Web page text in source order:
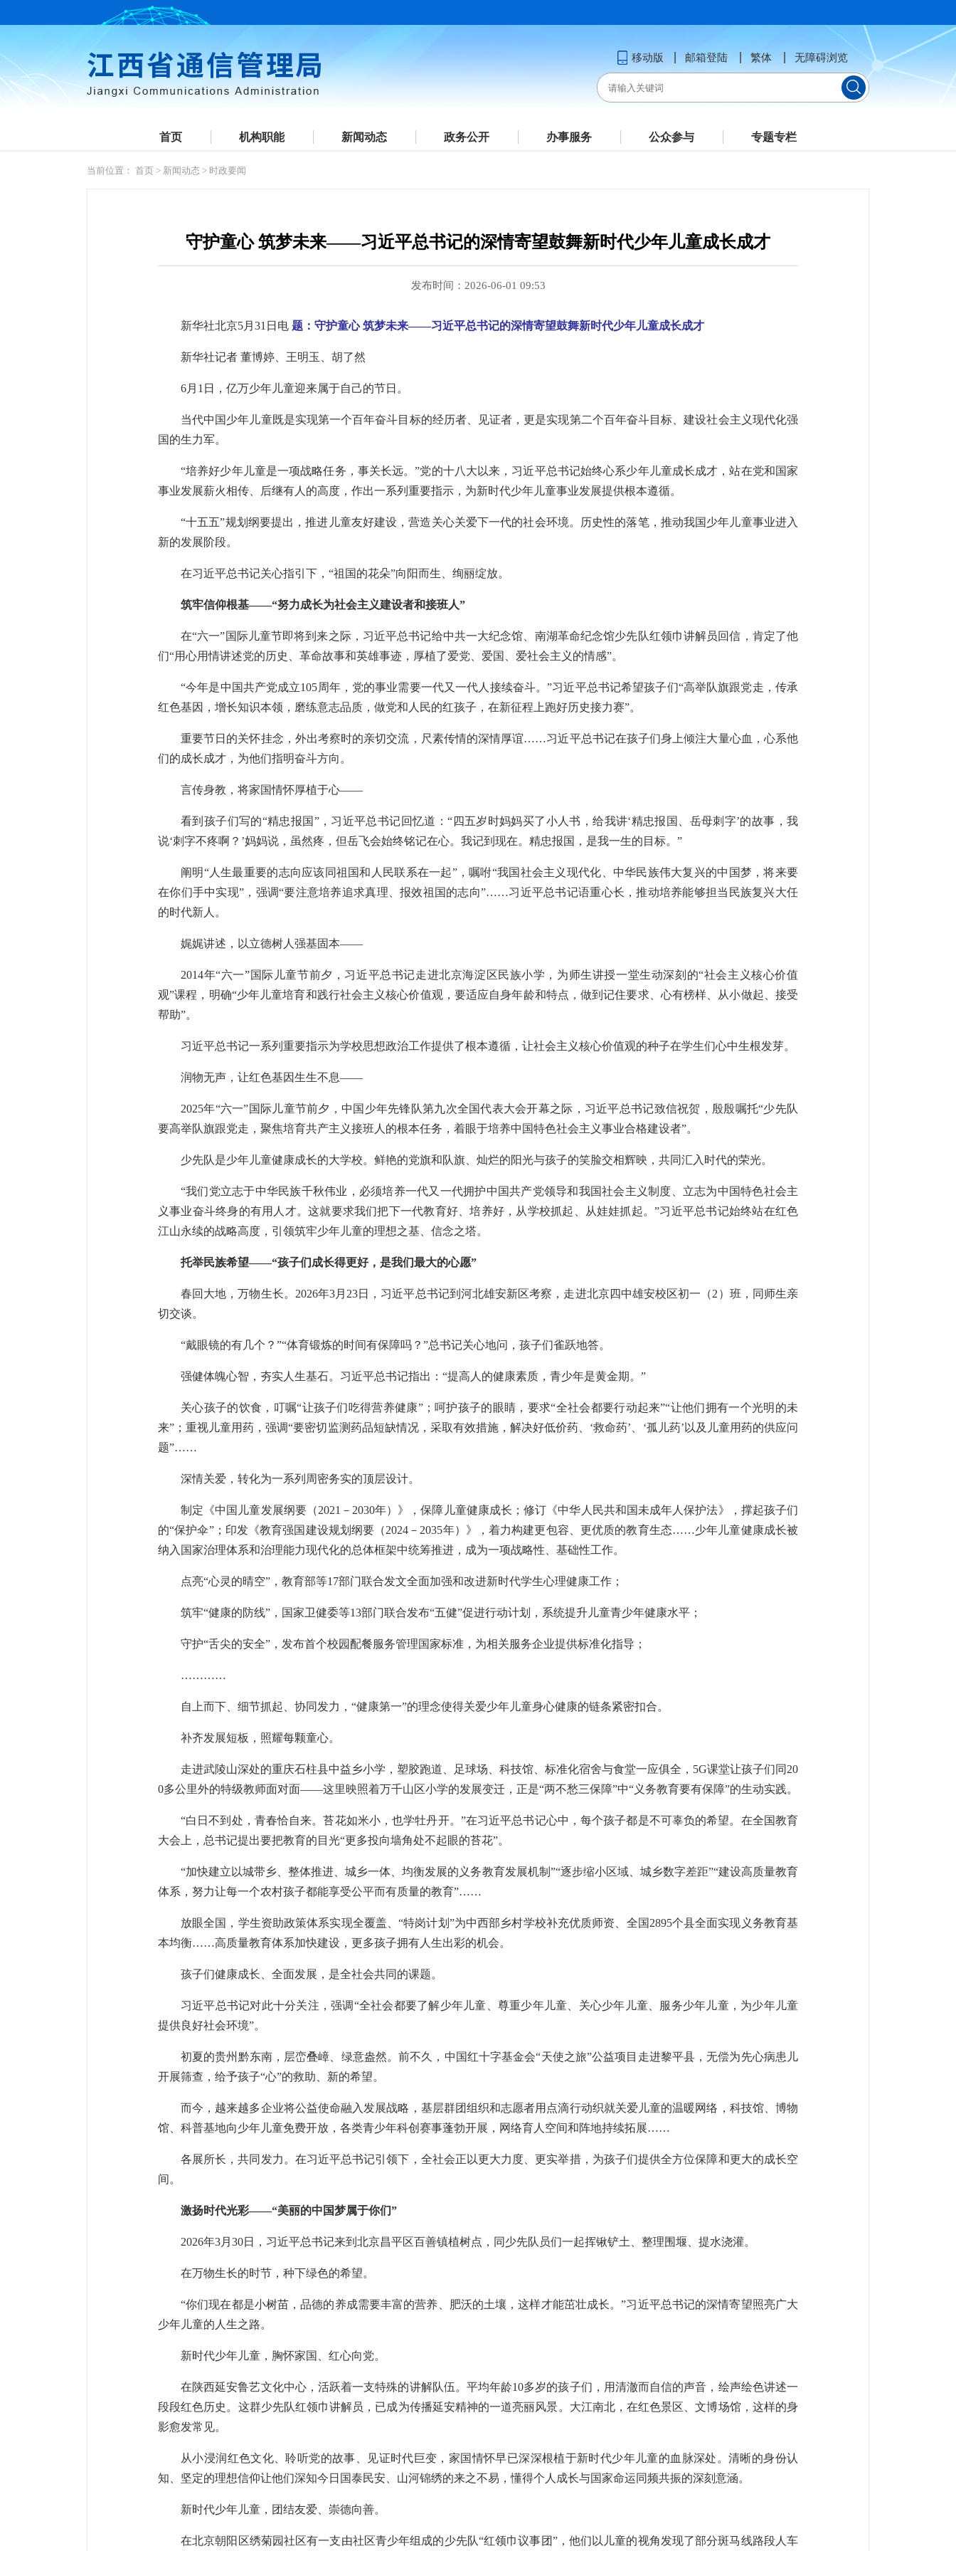
移动版 邮箱登陆 繁体 无障碍浏览
首页 机构职能 新闻动态 政务公开 办事服务 公众参与 专题专栏
当前位置： 首页 > 新闻动态 > 时政要闻
守护童心 筑梦未来——习近平总书记的深情寄望鼓舞新时代少年儿童成长成才
发布时间：2026-06-01 09:53
新华社北京5月31日电 题：守护童心 筑梦未来——习近平总书记的深情寄望鼓舞新时代少年儿童成长成才
新华社记者 董博婷、王明玉、胡了然
6月1日，亿万少年儿童迎来属于自己的节日。
当代中国少年儿童既是实现第一个百年奋斗目标的经历者、见证者，更是实现第二个百年奋斗目标、建设社会主义现代化强
国的生力军。
“培养好少年儿童是一项战略任务，事关长远。”党的十八大以来，习近平总书记始终心系少年儿童成长成才，站在党和国家
事业发展薪火相传、后继有人的高度，作出一系列重要指示，为新时代少年儿童事业发展提供根本遵循。
“十五五”规划纲要提出，推进儿童友好建设，营造关心关爱下一代的社会环境。历史性的落笔，推动我国少年儿童事业进入
新的发展阶段。
在习近平总书记关心指引下，“祖国的花朵”向阳而生、绚丽绽放。
筑牢信仰根基——“努力成长为社会主义建设者和接班人”
在“六一”国际儿童节即将到来之际，习近平总书记给中共一大纪念馆、南湖革命纪念馆少先队红领巾讲解员回信，肯定了他
们“用心用情讲述党的历史、革命故事和英雄事迹，厚植了爱党、爱国、爱社会主义的情感”。
“今年是中国共产党成立105周年，党的事业需要一代又一代人接续奋斗。”习近平总书记希望孩子们“高举队旗跟党走，传承
红色基因，增长知识本领，磨练意志品质，做党和人民的红孩子，在新征程上跑好历史接力赛”。
重要节日的关怀挂念，外出考察时的亲切交流，尺素传情的深情厚谊……习近平总书记在孩子们身上倾注大量心血，心系他
们的成长成才，为他们指明奋斗方向。
言传身教，将家国情怀厚植于心——
看到孩子们写的“精忠报国”，习近平总书记回忆道：“四五岁时妈妈买了小人书，给我讲‘精忠报国、岳母刺字’的故事，我
说‘刺字不疼啊？’妈妈说，虽然疼，但岳飞会始终铭记在心。我记到现在。精忠报国，是我一生的目标。”
阐明“人生最重要的志向应该同祖国和人民联系在一起”，嘱咐“我国社会主义现代化、中华民族伟大复兴的中国梦，将来要
在你们手中实现”，强调“要注意培养追求真理、报效祖国的志向”……习近平总书记语重心长，推动培养能够担当民族复兴大任
的时代新人。
娓娓讲述，以立德树人强基固本——
2014年“六一”国际儿童节前夕，习近平总书记走进北京海淀区民族小学，为师生讲授一堂生动深刻的“社会主义核心价值
观”课程，明确“少年儿童培育和践行社会主义核心价值观，要适应自身年龄和特点，做到记住要求、心有榜样、从小做起、接受
帮助”。
习近平总书记一系列重要指示为学校思想政治工作提供了根本遵循，让社会主义核心价值观的种子在学生们心中生根发芽。
润物无声，让红色基因生生不息——
2025年“六一”国际儿童节前夕，中国少年先锋队第九次全国代表大会开幕之际，习近平总书记致信祝贺，殷殷嘱托“少先队
要高举队旗跟党走，聚焦培育共产主义接班人的根本任务，着眼于培养中国特色社会主义事业合格建设者”。
少先队是少年儿童健康成长的大学校。鲜艳的党旗和队旗、灿烂的阳光与孩子的笑脸交相辉映，共同汇入时代的荣光。
“我们党立志于中华民族千秋伟业，必须培养一代又一代拥护中国共产党领导和我国社会主义制度、立志为中国特色社会主
义事业奋斗终身的有用人才。这就要求我们把下一代教育好、培养好，从学校抓起、从娃娃抓起。”习近平总书记始终站在红色
江山永续的战略高度，引领筑牢少年儿童的理想之基、信念之塔。
托举民族希望——“孩子们成长得更好，是我们最大的心愿”
春回大地，万物生长。2026年3月23日，习近平总书记到河北雄安新区考察，走进北京四中雄安校区初一（2）班，同师生亲
切交谈。
“戴眼镜的有几个？”“体育锻炼的时间有保障吗？”总书记关心地问，孩子们雀跃地答。
强健体魄心智，夯实人生基石。习近平总书记指出：“提高人的健康素质，青少年是黄金期。”
关心孩子的饮食，叮嘱“让孩子们吃得营养健康”；呵护孩子的眼睛，要求“全社会都要行动起来”“让他们拥有一个光明的未
来”；重视儿童用药，强调“要密切监测药品短缺情况，采取有效措施，解决好低价药、‘救命药’、‘孤儿药’以及儿童用药的供应问
题”……
深情关爱，转化为一系列周密务实的顶层设计。
制定《中国儿童发展纲要（2021－2030年）》，保障儿童健康成长；修订《中华人民共和国未成年人保护法》，撑起孩子们
的“保护伞”；印发《教育强国建设规划纲要（2024－2035年）》，着力构建更包容、更优质的教育生态……少年儿童健康成长被
纳入国家治理体系和治理能力现代化的总体框架中统筹推进，成为一项战略性、基础性工作。
点亮“心灵的晴空”，教育部等17部门联合发文全面加强和改进新时代学生心理健康工作；
筑牢“健康的防线”，国家卫健委等13部门联合发布“五健”促进行动计划，系统提升儿童青少年健康水平；
守护“舌尖的安全”，发布首个校园配餐服务管理国家标准，为相关服务企业提供标准化指导；
…………
自上而下、细节抓起、协同发力，“健康第一”的理念使得关爱少年儿童身心健康的链条紧密扣合。
补齐发展短板，照耀每颗童心。
走进武陵山深处的重庆石柱县中益乡小学，塑胶跑道、足球场、科技馆、标准化宿舍与食堂一应俱全，5G课堂让孩子们同20
0多公里外的特级教师面对面——这里映照着万千山区小学的发展变迁，正是“两不愁三保障”中“义务教育要有保障”的生动实践。
“白日不到处，青春恰自来。苔花如米小，也学牡丹开。”在习近平总书记心中，每个孩子都是不可辜负的希望。在全国教育
大会上，总书记提出要把教育的目光“更多投向墙角处不起眼的苔花”。
“加快建立以城带乡、整体推进、城乡一体、均衡发展的义务教育发展机制”“逐步缩小区域、城乡数字差距”“建设高质量教育
体系，努力让每一个农村孩子都能享受公平而有质量的教育”……
放眼全国，学生资助政策体系实现全覆盖、“特岗计划”为中西部乡村学校补充优质师资、全国2895个县全面实现义务教育基
本均衡……高质量教育体系加快建设，更多孩子拥有人生出彩的机会。
孩子们健康成长、全面发展，是全社会共同的课题。
习近平总书记对此十分关注，强调“全社会都要了解少年儿童、尊重少年儿童、关心少年儿童、服务少年儿童，为少年儿童
提供良好社会环境”。
初夏的贵州黔东南，层峦叠嶂、绿意盎然。前不久，中国红十字基金会“天使之旅”公益项目走进黎平县，无偿为先心病患儿
开展筛查，给予孩子“心”的救助、新的希望。
而今，越来越多企业将公益使命融入发展战略，基层群团组织和志愿者用点滴行动织就关爱儿童的温暖网络，科技馆、博物
馆、科普基地向少年儿童免费开放，各类青少年科创赛事蓬勃开展，网络育人空间和阵地持续拓展……
各展所长，共同发力。在习近平总书记引领下，全社会正以更大力度、更实举措，为孩子们提供全方位保障和更大的成长空
间。
激扬时代光彩——“美丽的中国梦属于你们”
2026年3月30日，习近平总书记来到北京昌平区百善镇植树点，同少先队员们一起挥锹铲土、整理围堰、提水浇灌。
在万物生长的时节，种下绿色的希望。
“你们现在都是小树苗，品德的养成需要丰富的营养、肥沃的土壤，这样才能茁壮成长。”习近平总书记的深情寄望照亮广大
少年儿童的人生之路。
新时代少年儿童，胸怀家国、红心向党。
在陕西延安鲁艺文化中心，活跃着一支特殊的讲解队伍。平均年龄10多岁的孩子们，用清澈而自信的声音，绘声绘色讲述一
段段红色历史。这群少先队红领巾讲解员，已成为传播延安精神的一道亮丽风景。大江南北，在红色景区、文博场馆，这样的身
影愈发常见。
从小浸润红色文化、聆听党的故事、见证时代巨变，家国情怀早已深深根植于新时代少年儿童的血脉深处。清晰的身份认
知、坚定的理想信仰让他们深知今日国泰民安、山河锦绣的来之不易，懂得个人成长与国家命运同频共振的深刻意涵。
新时代少年儿童，团结友爱、崇德向善。
在北京朝阳区绣菊园社区有一支由社区青少年组成的少先队“红领巾议事团”，他们以儿童的视角发现了部分斑马线路段人车